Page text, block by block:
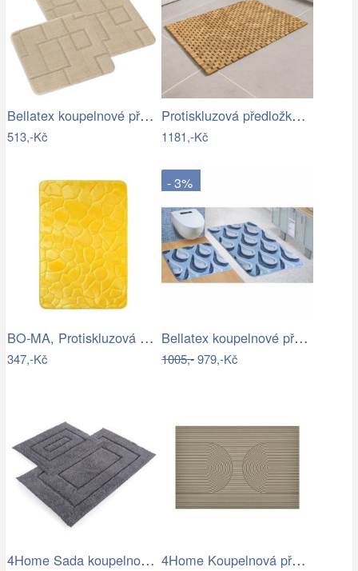
Bellatex koupelnové předložky SADA BANY…
513,-Kč
Protiskluzová předložka do koupelny,…
1181,-Kč
BO-MA, Protiskluzová koupelnová…
347,-Kč
- 3%
Bellatex koupelnové předložky ULTRA…
1005,-979,-Kč
4Home Sada koupelnových předložek Retta… 4Home Koupelnová předložka Infinity, 40…